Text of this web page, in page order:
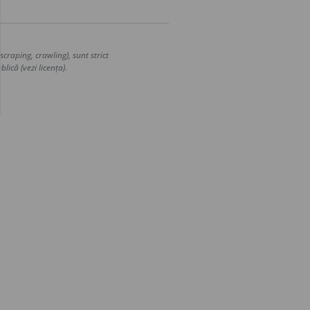
crawling), sunt strict
(vezi licența).